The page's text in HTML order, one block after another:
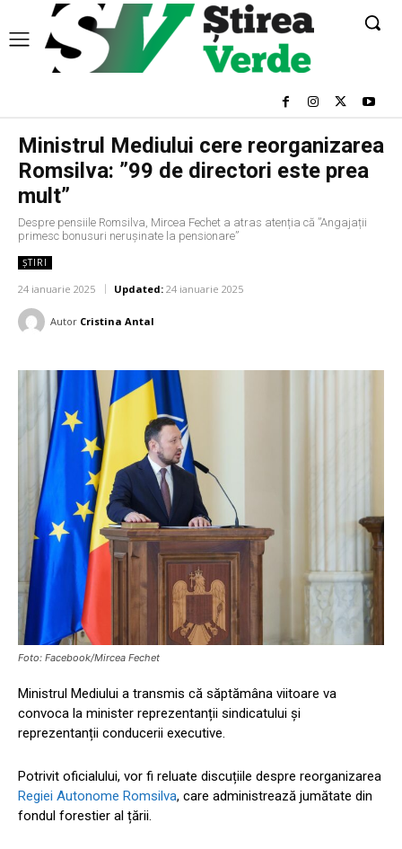
Ministrul Mediului cere reorganizarea
Romsilva: ”99 de directori este prea
mult”
Despre pensiile Romsilva, Mircea Fechet a atras atenția că ”Angajații
primesc bonusuri nerușinate la pensionare”
ȘTIRI
24 ianuarie 2025 Updated: 24 ianuarie 2025
Autor Cristina Antal
Foto: Facebook/Mircea Fechet
Ministrul Mediului a transmis că săptămâna viitoare va
convoca la minister reprezentanții sindicatului și
reprezentanții conducerii executive.
Potrivit oficialului, vor fi reluate discuțiile despre reorganizarea
Regiei Autonome Romsilva, care administrează jumătate din
fondul forestier al țării.